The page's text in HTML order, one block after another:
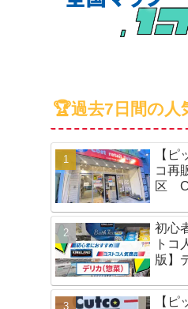
🏆過去7日間の人
【ピ
コ再
区
初心
トコ
版】
【ピ